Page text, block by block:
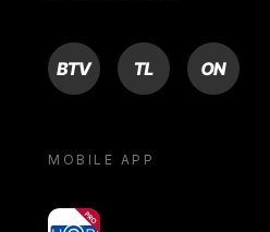
BTV TL ON
MOBILE APP
yoU@B